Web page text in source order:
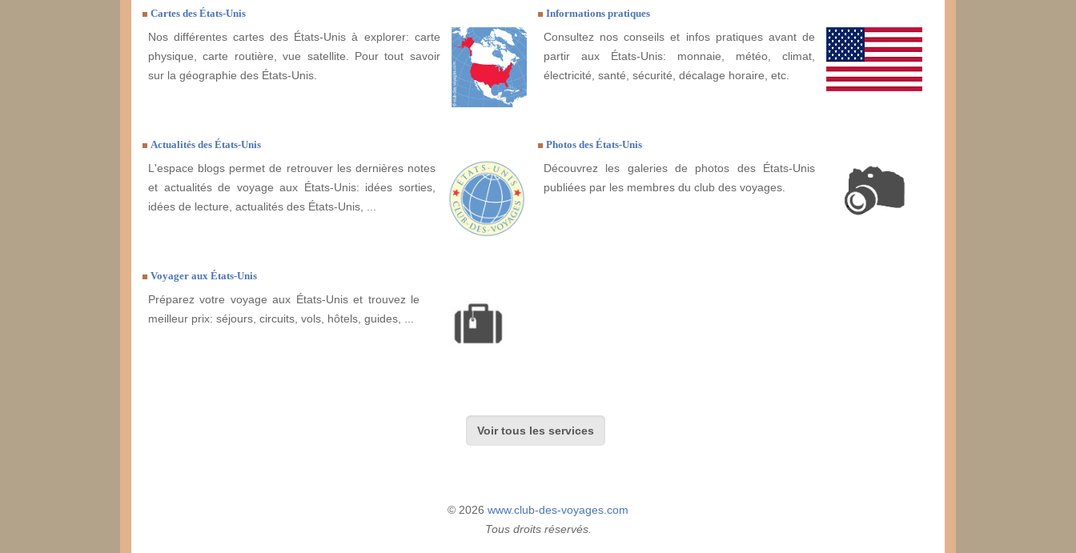
Cartes des États-Unis
Nos différentes cartes des États-Unis à explorer: carte
physique, carte routière, vue satellite. Pour tout savoir
sur la géographie des États-Unis.
Informations pratiques
Consultez nos conseils et infos pratiques avant de
partir aux États-Unis: monnaie, météo, climat,
électricité, santé, sécurité, décalage horaire, etc.
Actualités des États-Unis
L'espace blogs permet de retrouver les dernières notes
et actualités de voyage aux États-Unis: idées sorties,
idées de lecture, actualités des États-Unis, ...
Photos des États-Unis
Découvrez les galeries de photos des États-Unis
publiées par les membres du club des voyages.
Voyager aux États-Unis
Préparez votre voyage aux États-Unis et trouvez le
meilleur prix: séjours, circuits, vols, hôtels, guides, ...
Voir tous les services
© 2026 www.club-des-voyages.com
Tous droits réservés.